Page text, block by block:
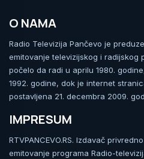
O NAMA
Radio Televizija Pančevo je
emitovanje televizijskog i radijskog
počelo da radi u aprilu 1980.
1992. godine, dok je internet
postavljena 21. decembra 2009.
IMPRESUM
RTVPANCEVO.RS. Izdavač
emitovanje programa Radio-